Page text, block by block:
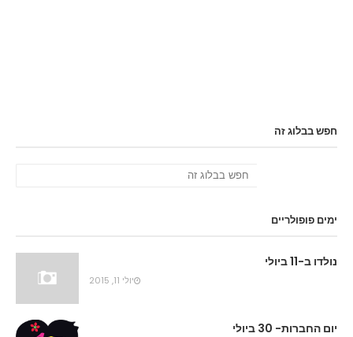
חפש בבלוג זה
ימים פופולריים
נולדו ב-11 ביולי
יולי 11, 2015
יום החברות- 30 ביולי